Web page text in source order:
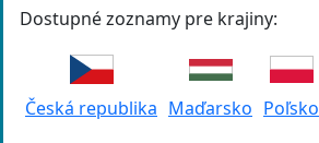
Dostupné zoznamy pre krajiny:
Česká republika Maďarsko Poľsko